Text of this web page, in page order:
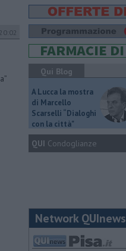
Qui Blog
A Lucca la mostra
di Marcello
Scarselli “Dialoghi
con la città"
QUI Condoglianze
Network QUInews